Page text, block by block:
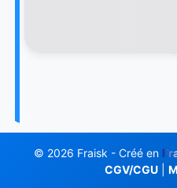
© 2026 Fraisk - Créé en
CGV/CGU